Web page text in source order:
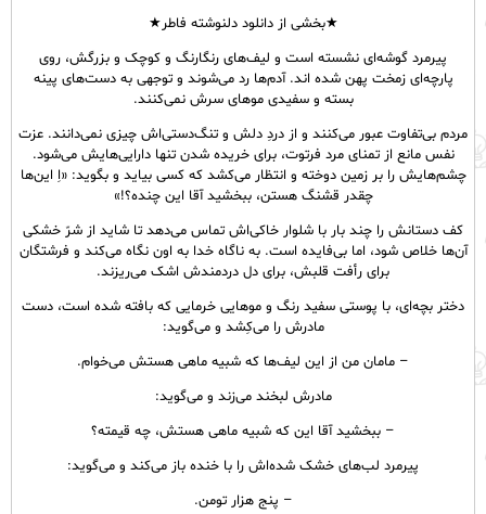
★بخشی از دانلود دلنوشته فاطر★
پیرمرد گوشه‌ای نشسته است و لیف‌های رنگارنگ و کوچک و بزرگش، روی
پارچه‌ای زمخت پهن شده اند. آدم‌ها رد می‌شوند و توجهی به دست‌های پینه
بسته و سفیدی موهای سرش نمی‌کنند.
مردم بی‌تفاوت عبور می‌کنند و از دردِ دلش و تنگ‌دستی‌اش چیزی نمی‌دانند. عزت
نفس مانع از تمنای مرد فرتوت، برای خریده شدن تنها دارایی‌هایش می‌شود.
چشم‌هایش را بر زمین دوخته و انتظار می‌کشد که کسی بیاید و بگوید: «اِ این‌ها
چقدر قشنگ هستن، ببخشید آقا این چنده؟!»
کف دستانش را چند بار با شلوار خاکی‌اش تماس می‌دهد تا شاید از شرّ خشکی
آن‌ها خلاص شود، اما بی‌فایده است. به ناگاه خدا به اون نگاه می‌کند و فرشتگان
برای رأفت قلبش، برای دل دردمندش اشک می‌ریزند.
دختر بچه‌ای، با پوستی سفید رنگ و موهایی خرمایی که بافته شده است، دست
مادرش را می‌کِشد و می‌گوید:
– مامان من از این لیف‌ها‌ که شبیه ماهی هستش می‌خوام.
مادرش لبخند می‌زند و می‌گوید:
– ببخشید آقا این که شبیه ماهی هستش، چه قیمته؟
پیرمرد لب‌های خشک شده‌اش را با خنده باز می‌کند و می‌گوید:
– پنج هزار تومن.